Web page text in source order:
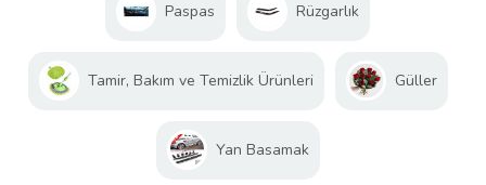
Paspas Rüzgarlık
Tamir, Bakım ve Temizlik Ürünleri Güller
Yan Basamak